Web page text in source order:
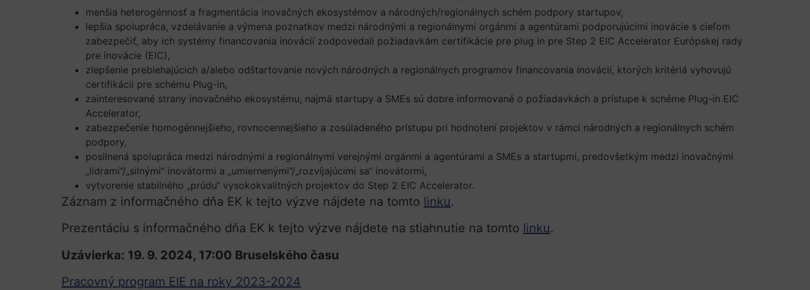
menšia heterogénnosť a fragmentácia inovačných ekosystémov a národných/regionálnych schém podpory startupov,
lepšia spolupráca, vzdelávanie a výmena poznatkov medzi národnými a regionálnymi orgánmi a agentúrami podporujúcimi inovácie s cieľom
zabezpečiť, aby ich systémy financovania inovácií zodpovedali požiadavkám certifikácie pre plug in pre Step 2 EIC Accelerator Európskej rady
pre inovácie (EIC),
zlepšenie prebiehajúcich a/alebo odštartovanie nových národných a regionálnych programov financovania inovácií, ktorých kritériá vyhovujú
certifikácii pre schému Plug-in,
zainteresované strany inovačného ekosystému, najmä startupy a SMEs sú dobre informované o požiadavkách a prístupe k schéme Plug-in EIC
Accelerator,
zabezpečenie homogénnejšieho, rovnocennejšieho a zosúladeného prístupu pri hodnotení projektov v rámci národných a regionálnych schém
podpory,
posilnená spolupráca medzi národnými a regionálnymi verejnými orgánmi a agentúrami a SMEs a startupmi, predovšetkým medzi inovačnými
„lídrami“/„silnými“ inovátormi a „umiernenými“/„rozvíjajúcimi sa“ inovátormi,
vytvorenie stabilného „prúdu“ vysokokvalitných projektov do Step 2 EIC Accelerator.
Záznam z informačného dňa EK k tejto výzve nájdete na tomto linku.
Prezentáciu s informačného dňa EK k tejto výzve nájdete na stiahnutie na tomto linku.
Uzávierka: 19. 9. 2024, 17:00 Bruselského času
Pracovný program EIE na roky 2023-2024